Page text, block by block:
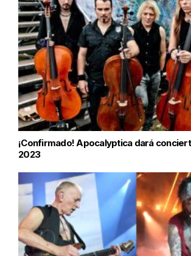
¡Confirmado! Apocalyptica dará
2023